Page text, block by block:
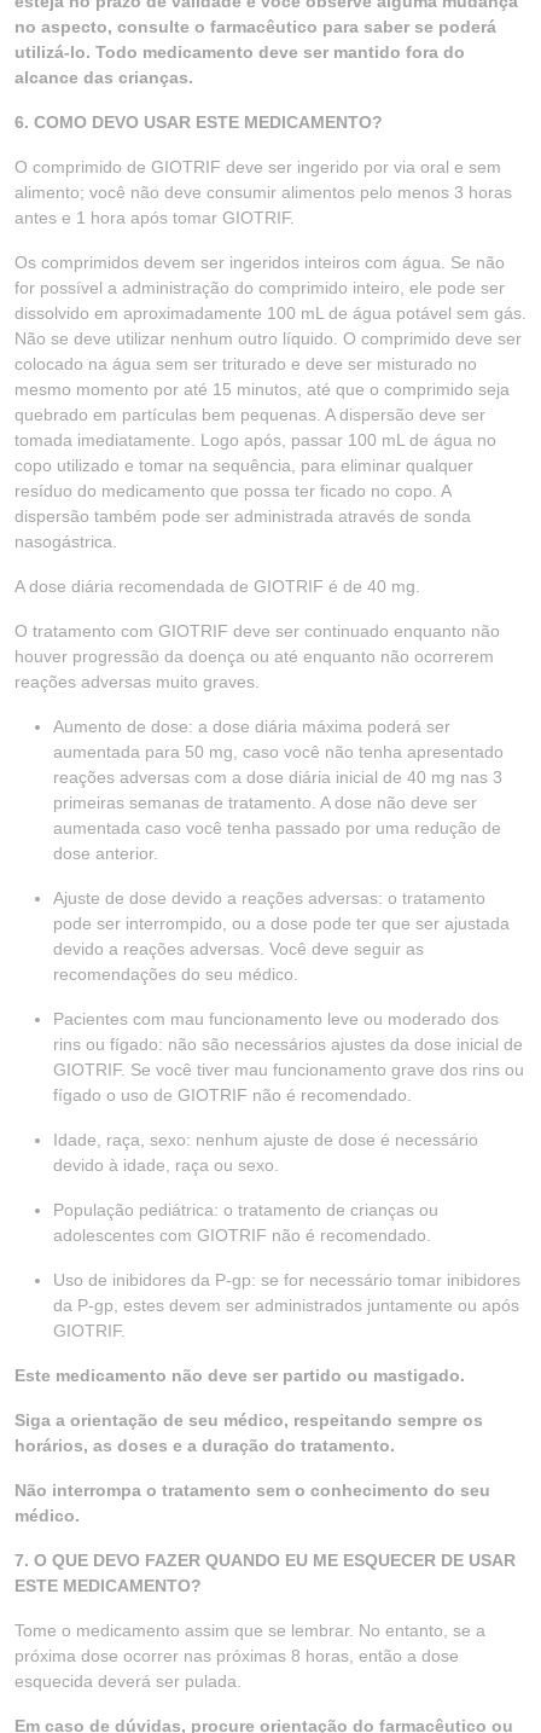
no aspecto, consulte o farmacêutico para saber se poderá
utilizá-lo. Todo medicamento deve ser mantido fora do
alcance das crianças.
6. COMO DEVO USAR ESTE MEDICAMENTO?
O comprimido de GIOTRIF deve ser ingerido por via oral e sem
alimento; você não deve consumir alimentos pelo menos 3 horas
antes e 1 hora após tomar GIOTRIF.
Os comprimidos devem ser ingeridos inteiros com água. Se não
for possível a administração do comprimido inteiro, ele pode ser
dissolvido em aproximadamente 100 mL de água potável sem gás.
Não se deve utilizar nenhum outro líquido. O comprimido deve ser
colocado na água sem ser triturado e deve ser misturado no
mesmo momento por até 15 minutos, até que o comprimido seja
quebrado em partículas bem pequenas. A dispersão deve ser
tomada imediatamente. Logo após, passar 100 mL de água no
copo utilizado e tomar na sequência, para eliminar qualquer
resíduo do medicamento que possa ter ficado no copo. A
dispersão também pode ser administrada através de sonda
nasogástrica.
A dose diária recomendada de GIOTRIF é de 40 mg.
O tratamento com GIOTRIF deve ser continuado enquanto não
houver progressão da doença ou até enquanto não ocorrerem
reações adversas muito graves.
Aumento de dose: a dose diária máxima poderá ser
aumentada para 50 mg, caso você não tenha apresentado
reações adversas com a dose diária inicial de 40 mg nas 3
primeiras semanas de tratamento. A dose não deve ser
aumentada caso você tenha passado por uma redução de
dose anterior.
Ajuste de dose devido a reações adversas: o tratamento
pode ser interrompido, ou a dose pode ter que ser ajustada
devido a reações adversas. Você deve seguir as
recomendações do seu médico.
Pacientes com mau funcionamento leve ou moderado dos
rins ou fígado: não são necessários ajustes da dose inicial de
GIOTRIF. Se você tiver mau funcionamento grave dos rins ou
fígado o uso de GIOTRIF não é recomendado.
Idade, raça, sexo: nenhum ajuste de dose é necessário
devido à idade, raça ou sexo.
População pediátrica: o tratamento de crianças ou
adolescentes com GIOTRIF não é recomendado.
Uso de inibidores da P-gp: se for necessário tomar inibidores
da P-gp, estes devem ser administrados juntamente ou após
GIOTRIF.
Este medicamento não deve ser partido ou mastigado.
Siga a orientação de seu médico, respeitando sempre os
horários, as doses e a duração do tratamento.
Não interrompa o tratamento sem o conhecimento do seu
médico.
7. O QUE DEVO FAZER QUANDO EU ME ESQUECER DE USAR
ESTE MEDICAMENTO?
Tome o medicamento assim que se lembrar. No entanto, se a
próxima dose ocorrer nas próximas 8 horas, então a dose
esquecida deverá ser pulada.
Em caso de dúvidas, procure orientação do farmacêutico ou